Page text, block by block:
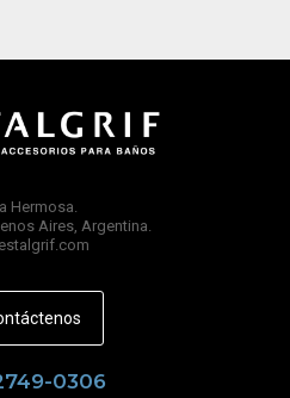
Hermosa.
Aires, Argentina.
0306